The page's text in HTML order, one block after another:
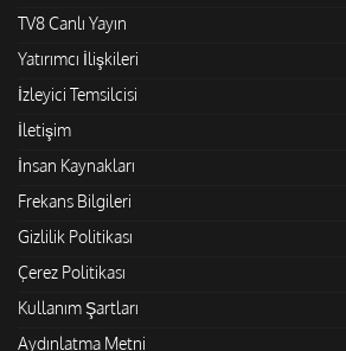
TV8 Canlı Yayın
Yatırımcı İlişkileri
İzleyici Temsilcisi
İletişim
İnsan Kaynakları
Frekans Bilgileri
Gizlilik Politikası
Çerez Politikası
Kullanım Şartları
Aydınlatma Metni